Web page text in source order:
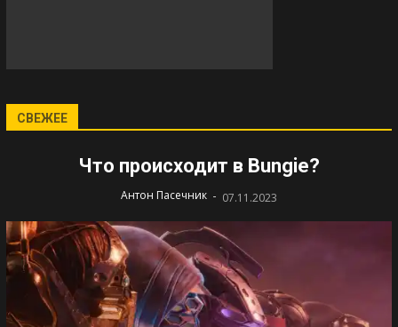
СВЕЖЕЕ
Что происходит в Bungie?
Антон Пасечник - 07.11.2023